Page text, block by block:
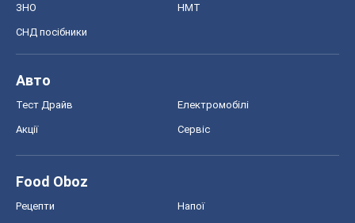
ЗНО НМТ
СНД посібники
Авто
Тест Драйв Електромобілі
Акції Сервіс
Food Oboz
Рецепти Напої